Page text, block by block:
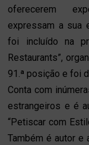
oferecerem
expressam a sua
foi incluído na
Restaurants”,
91.ª posição e foi
Conta com
estrangeiros e é
“Petiscar com
Também é autor e